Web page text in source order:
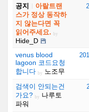
공지
아랄트랜
스가 정상 동작하
지 않는다면 꼭
읽어주세요.
by
Hide_D
venus blood
lagoon 코드요청
합니다 by 노조무
검색이 안되는건
가요? by 나루토
파워